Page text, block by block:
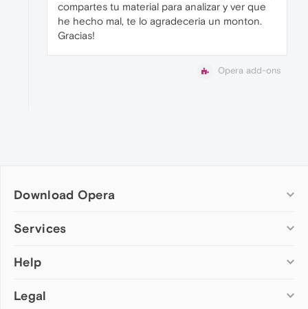
compartes tu material para analizar y ver que
he hecho mal, te lo agradeceria un monton.
Gracias!
Opera add-ons
Download Opera
Computer browsers
Opera for Mac
Opera beta version
Services
Add-ons
Wallpapers
Help
Help & support
Legal